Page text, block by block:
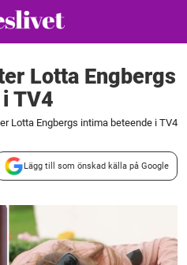
Lotta Engbergs
TV4
Lotta Engbergs intima beteende i TV4
Lägg till som önskad källa på Google